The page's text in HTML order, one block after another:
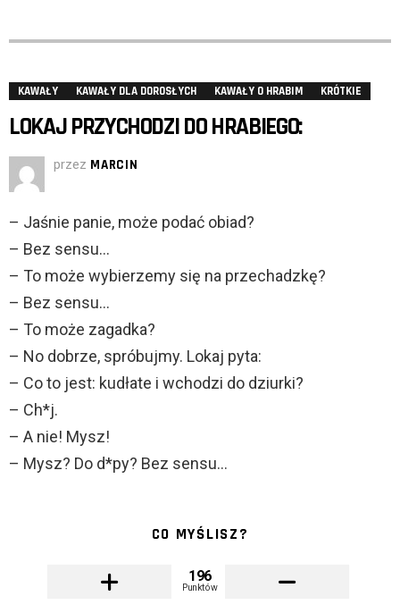
KAWAŁY KAWAŁY DLA DOROSŁYCH KAWAŁY O HRABIM KRÓTKIE
LOKAJ PRZYCHODZI DO HRABIEGO:
przez MARCIN
– Jaśnie panie, może podać obiad?
– Bez sensu…
– To może wybierzemy się na przechadzkę?
– Bez sensu…
– To może zagadka?
– No dobrze, spróbujmy. Lokaj pyta:
– Co to jest: kudłate i wchodzi do dziurki?
– Ch*j.
– A nie! Mysz!
– Mysz? Do d*py? Bez sensu…
CO MYŚLISZ?
196
Punktów